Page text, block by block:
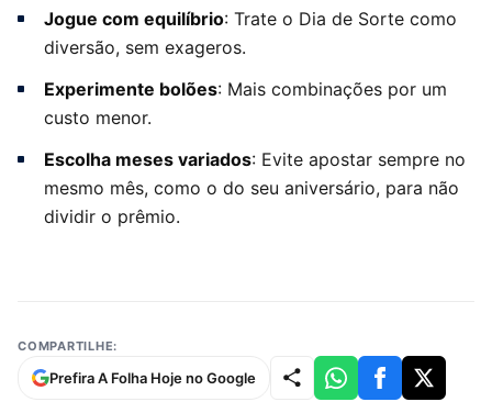
Jogue com equilíbrio: Trate o Dia de Sorte como
diversão, sem exageros.
Experimente bolões: Mais combinações por um
custo menor.
Escolha meses variados: Evite apostar sempre no
mesmo mês, como o do seu aniversário, para não
dividir o prêmio.
COMPARTILHE:
Prefira A Folha Hoje no Google